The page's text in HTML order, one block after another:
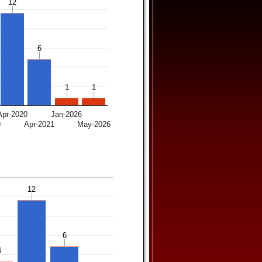
2020
Apr-2021
Jan-2026
May-2026
12
12
6
6
1
1 1
1
12
12
6
6